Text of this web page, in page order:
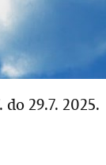
29.7. 2025.